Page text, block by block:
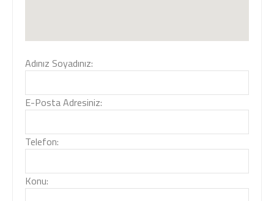
Adınız Soyadınız:
E-Posta Adresiniz:
Telefon:
Konu: